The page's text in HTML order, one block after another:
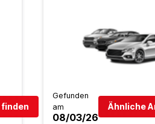
Gefunden
am
08/03/26
Ähnliche